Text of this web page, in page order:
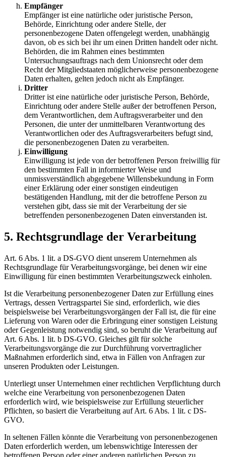
Empfänger
Empfänger ist eine natürliche oder juristische Person,
Behörde, Einrichtung oder andere Stelle, der
personenbezogene Daten offengelegt werden, unabhängig
davon, ob es sich bei ihr um einen Dritten handelt oder nicht.
Behörden, die im Rahmen eines bestimmten
Untersuchungsauftrags nach dem Unionsrecht oder dem
Recht der Mitgliedstaaten möglicherweise personenbezogene
Daten erhalten, gelten jedoch nicht als Empfänger.
Dritter
Dritter ist eine natürliche oder juristische Person, Behörde,
Einrichtung oder andere Stelle außer der betroffenen Person,
dem Verantwortlichen, dem Auftragsverarbeiter und den
Personen, die unter der unmittelbaren Verantwortung des
Verantwortlichen oder des Auftragsverarbeiters befugt sind,
die personenbezogenen Daten zu verarbeiten.
Einwilligung
Einwilligung ist jede von der betroffenen Person freiwillig für
den bestimmten Fall in informierter Weise und
unmissverständlich abgegebene Willensbekundung in Form
einer Erklärung oder einer sonstigen eindeutigen
bestätigenden Handlung, mit der die betroffene Person zu
verstehen gibt, dass sie mit der Verarbeitung der sie
betreffenden personenbezogenen Daten einverstanden ist.
5. Rechtsgrundlage der Verarbeitung
Art. 6 Abs. 1 lit. a DS-GVO dient unserem Unternehmen als
Rechtsgrundlage für Verarbeitungsvorgänge, bei denen wir eine
Einwilligung für einen bestimmten Verarbeitungszweck einholen.
Ist die Verarbeitung personenbezogener Daten zur Erfüllung eines
Vertrags, dessen Vertragspartei Sie sind, erforderlich, wie dies
beispielsweise bei Verarbeitungsvorgängen der Fall ist, die für eine
Lieferung von Waren oder die Erbringung einer sonstigen Leistung
oder Gegenleistung notwendig sind, so beruht die Verarbeitung auf
Art. 6 Abs. 1 lit. b DS-GVO. Gleiches gilt für solche
Verarbeitungsvorgänge die zur Durchführung vorvertraglicher
Maßnahmen erforderlich sind, etwa in Fällen von Anfragen zur
unseren Produkten oder Leistungen.
Unterliegt unser Unternehmen einer rechtlichen Verpflichtung durch
welche eine Verarbeitung von personenbezogenen Daten
erforderlich wird, wie beispielsweise zur Erfüllung steuerlicher
Pflichten, so basiert die Verarbeitung auf Art. 6 Abs. 1 lit. c DS-
GVO.
In seltenen Fällen könnte die Verarbeitung von personenbezogenen
Daten erforderlich werden, um lebenswichtige Interessen der